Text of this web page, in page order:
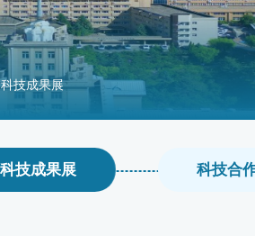
科技成果展
科技成果展 科技合